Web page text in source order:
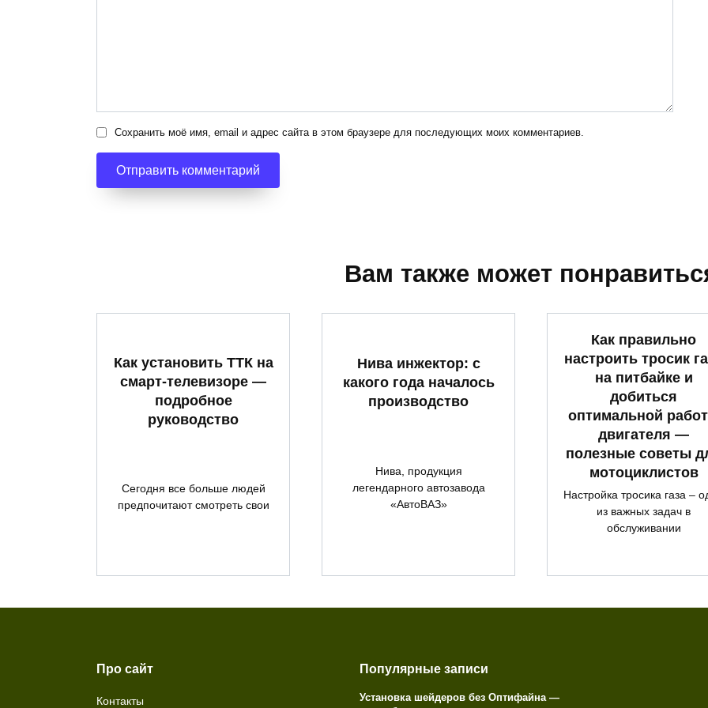
Сохранить моё имя, email и адрес сайта в этом браузере для последующих моих комментариев.
Вам также может
Как установить ТТК на
смарт-телевизоре —
подробное
руководство
Сегодня все больше людей
предпочитают смотреть свои
Нива инжектор: с
какого года началось
производство
Нива, продукция
легендарного автозавода
«АвтоВАЗ»
Как правильно
настроить тросик
на питбайке и
добиться
оптимальной
двигателя —
полезные советы
мотоциклистов
Настройка тросика газа –
из важных задач в
обслуживании
Про сайт
Контакты
Популярные записи
Установка шейдеров без Оптифайна —